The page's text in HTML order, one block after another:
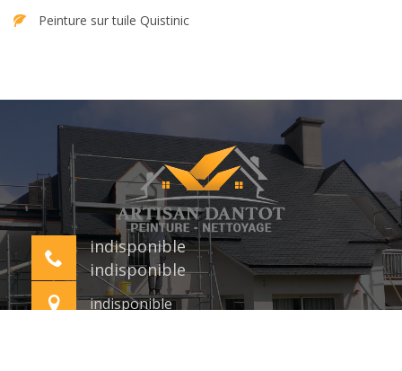
Peinture sur tuile Quistinic
indisponible
indisponible
indisponible